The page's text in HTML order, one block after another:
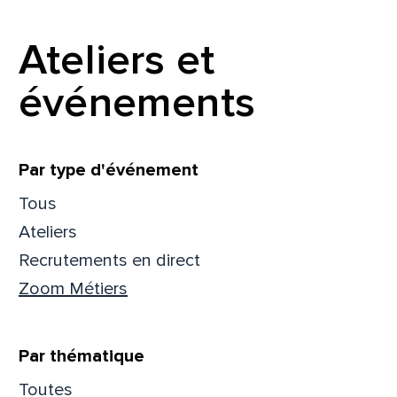
Ateliers et
événements
Filtrer
Par type d'événement
Tous
Ateliers
Recrutements en direct
Zoom Métiers
Par thématique
Toutes